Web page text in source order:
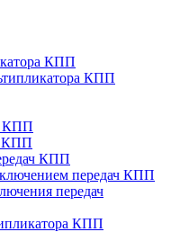
КПП
КПП
КПП
КПП
КПП
передач КПП
передач
КПП